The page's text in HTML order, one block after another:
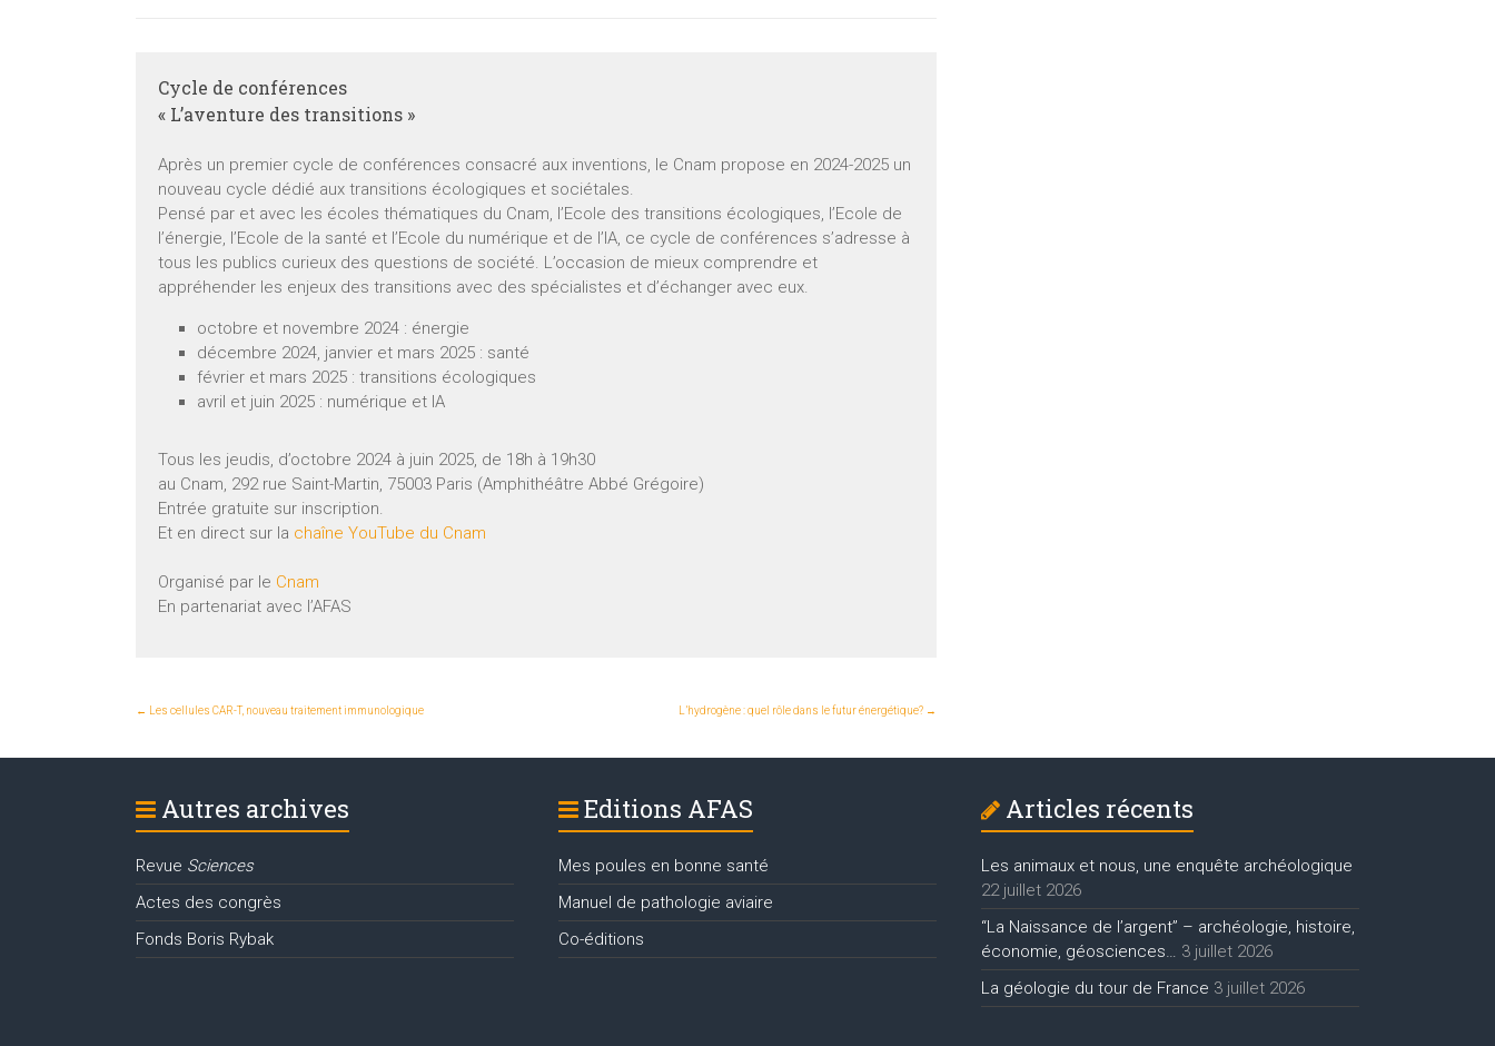
Cycle de conférences
« L’aventure des transitions »
Après un premier cycle de conférences consacré aux inventions, le Cnam propose en 2024-2025 un
nouveau cycle dédié aux transitions écologiques et sociétales.
Pensé par et avec les écoles thématiques du Cnam, l’Ecole des transitions écologiques, l’Ecole de
l’énergie, l’Ecole de la santé et l’Ecole du numérique et de l’IA, ce cycle de conférences s’adresse à
tous les publics curieux des questions de société. L’occasion de mieux comprendre et
appréhender les enjeux des transitions avec des spécialistes et d’échanger avec eux.
octobre et novembre 2024 : énergie
décembre 2024, janvier et mars 2025 : santé
février et mars 2025 : transitions écologiques
avril et juin 2025 : numérique et IA
Tous les jeudis, d’octobre 2024 à juin 2025, de 18h à 19h30
au Cnam, 292 rue Saint-Martin, 75003 Paris (Amphithéâtre Abbé Grégoire)
Entrée gratuite sur inscription.
Et en direct sur la chaîne YouTube du Cnam
Organisé par le Cnam
En partenariat avec l’AFAS
← Les cellules CAR-T, nouveau traitement immunologique L’hydrogène : quel rôle dans le futur énergétique? →
Autres archives
Revue Sciences
Actes des congrès
Fonds Boris Rybak
Editions AFAS
Mes poules en bonne santé
Manuel de pathologie aviaire
Co-éditions
Articles récents
Les animaux et nous, une enquête archéologique
22 juillet 2026
“La Naissance de l’argent” – archéologie, histoire,
économie, géosciences… 3 juillet 2026
La géologie du tour de France 3 juillet 2026